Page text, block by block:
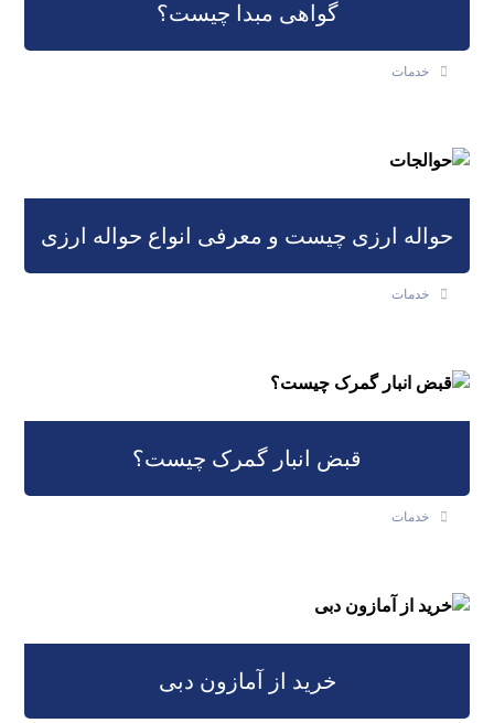
گواهی مبدا چیست؟
خدمات
حواله ارزی چیست و معرفی انواع حواله ارزی
خدمات
قبض انبار گمرک چیست؟
خدمات
خرید از آمازون دبی